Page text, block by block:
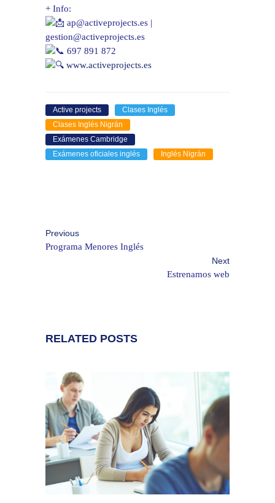
+ Info:
ap@activeprojects.es |
gestion@activeprojects.es
697 891 872
www.activeprojects.es
Active projects
Clases Inglés
Clases Inglés Nigrán
Exámenes Cambridge
Exámenes oficiales inglés
Inglés Nigrán
Previous
Programa Menores Inglés
Next
Estrenamos web
RELATED POSTS